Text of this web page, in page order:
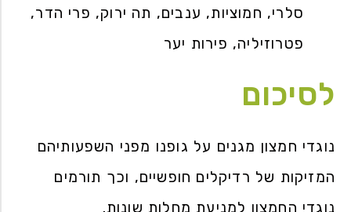
סלרי, חמוציות, ענבים, תה ירוק, פרי הדר,
פטרוזיליה, פירות יער
לסיכום
נוגדי חמצון מגנים על גופנו מפני השפעותיהם
המזיקות של רדיקלים חופשיים, וכך תורמים
נוגדי החמצון למניעת מחלות שונות.